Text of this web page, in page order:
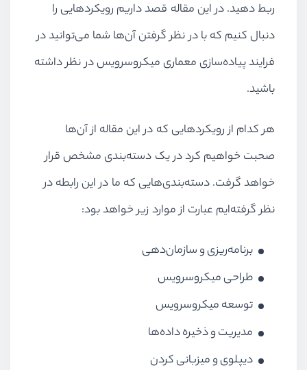
ربط دهید. در این مقاله قصد داریم رویکردهایی را
دنبال کنیم که با در نظر گرفتن آن‌ها شما می‌توانید در
فرایند پیاده‌سازی معماری میکروسرویس در نظر داشته
باشید.
هر کدام از رویکردهایی که در این مقاله از آن‌ها
صحبت خواهیم کرد در یک دسته‌بندی مشخص قرار
خواهد گرفت. دسته‌بندی‌هایی که ما در این رابطه در
نظر گرفته‌ایم عبارت از موارد زیر خواهد بود:
برنامه‌ریزی و سازمان‌دهی
طراحی میکروسرویس
توسعه میکروسرویس
مدیریت و ذخیره داده‌ها
دیپلوی و میزبانی کردن